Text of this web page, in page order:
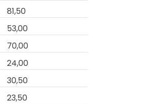
81,50
53,00
70,00
24,00
30,50
23,50